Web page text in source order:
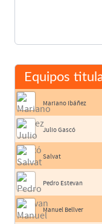
Equipos
Mariano Ibáñez
Julio Gascó
Salvat
Pedro Estevan
Manuel Bellver